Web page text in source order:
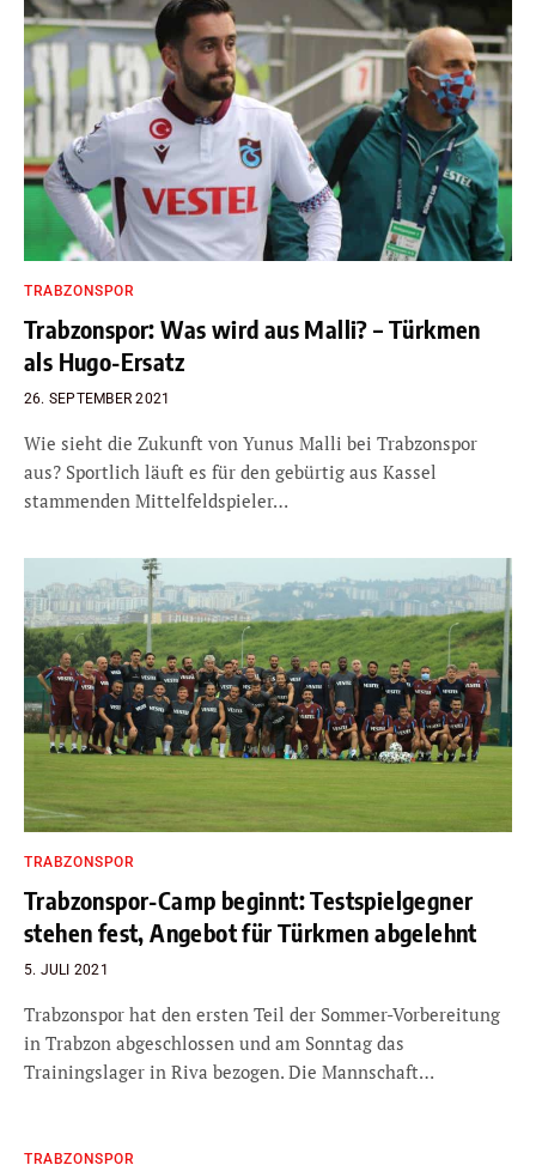
TRABZONSPOR
Trabzonspor: Was wird aus Malli? – Türkmen
als Hugo-Ersatz
26. SEPTEMBER 2021
Wie sieht die Zukunft von Yunus Malli bei Trabzonspor
aus? Sportlich läuft es für den gebürtig aus Kassel
stammenden Mittelfeldspieler…
TRABZONSPOR
Trabzonspor-Camp beginnt: Testspielgegner
stehen fest, Angebot für Türkmen abgelehnt
5. JULI 2021
Trabzonspor hat den ersten Teil der Sommer-Vorbereitung
in Trabzon abgeschlossen und am Sonntag das
Trainingslager in Riva bezogen. Die Mannschaft…
TRABZONSPOR